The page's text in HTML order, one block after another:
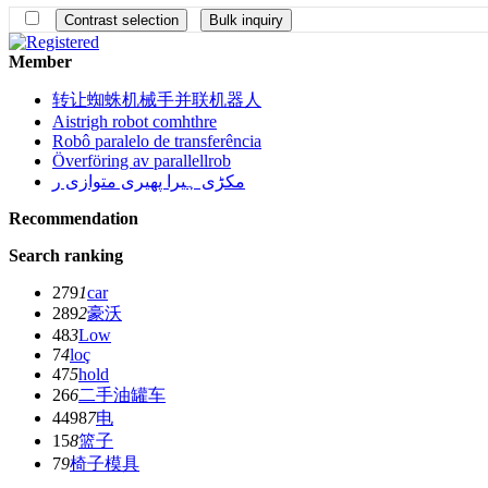
Member
转让蜘蛛机械手并联机器人
Aistrigh robot comhthre
Robô paralelo de transferência
Överföring av parallellrob
مکڑی ہیرا پھیری متوازی ر
Recommendation
Search ranking
2791car
2892豪沃
483Low
74loç
475hold
266二手油罐车
44987电
158篮子
79椅子模具